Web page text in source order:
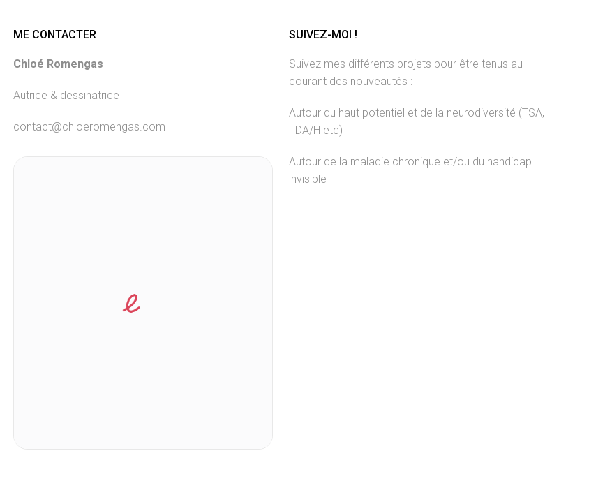
ME CONTACTER
Chloé Romengas
Autrice & dessinatrice
contact@chloeromengas.com
SUIVEZ-MOI !
Suivez mes différents projets pour être tenus au
courant des nouveautés :
Autour du haut potentiel et de la neurodiversité (TSA,
TDA/H etc)
Autour de la maladie chronique et/ou du handicap
invisible